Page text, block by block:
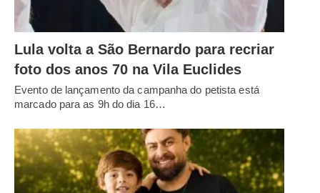
Lula volta a São Bernardo para recriar
foto dos anos 70 na Vila Euclides
Evento de lançamento da campanha do petista está
marcado para as 9h do dia 16…